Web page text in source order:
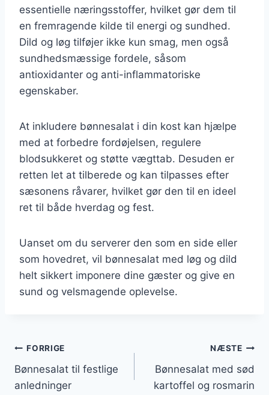
essentielle næringsstoffer, hvilket gør dem til
en fremragende kilde til energi og sundhed.
Dild og løg tilføjer ikke kun smag, men også
sundhedsmæssige fordele, såsom
antioxidanter og anti-inflammatoriske
egenskaber.
At inkludere bønnesalat i din kost kan hjælpe
med at forbedre fordøjelsen, regulere
blodsukkeret og støtte vægttab. Desuden er
retten let at tilberede og kan tilpasses efter
sæsonens råvarer, hvilket gør den til en ideel
ret til både hverdag og fest.
Uanset om du serverer den som en side eller
som hovedret, vil bønnesalat med løg og dild
helt sikkert imponere dine gæster og give en
sund og velsmagende oplevelse.
Indlægsnavigation
FORRIGE
Bønnesalat til festlige
anledninger
NÆSTE
Bønnesalat med sød
kartoffel og rosmarin